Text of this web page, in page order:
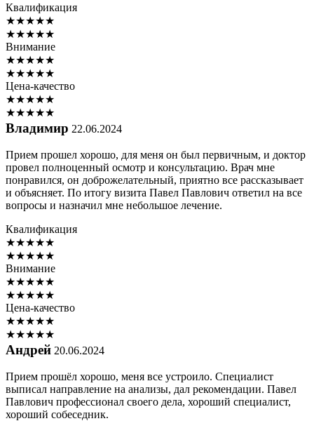
Квалификация
★★★★★
★★★★★
Внимание
★★★★★
★★★★★
Цена-качество
★★★★★
★★★★★
Владимир 22.06.2024
Прием прошел хорошо, для меня он был первичным, и доктор
провел полноценный осмотр и консультацию. Врач мне
понравился, он доброжелательный, приятно все рассказывает
и объясняет. По итогу визита Павел Павлович ответил на все
вопросы и назначил мне небольшое лечение.
Квалификация
★★★★★
★★★★★
Внимание
★★★★★
★★★★★
Цена-качество
★★★★★
★★★★★
Андрей 20.06.2024
Прием прошёл хорошо, меня все устроило. Специалист
выписал направление на анализы, дал рекомендации. Павел
Павлович профессионал своего дела, хороший специалист,
хороший собеседник.